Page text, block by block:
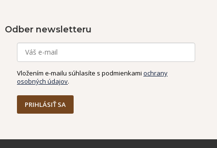
Odber newsletteru
Vložením e-mailu súhlasíte s podmienkami ochrany
osobných údajov.
PRIHLÁSIŤ SA